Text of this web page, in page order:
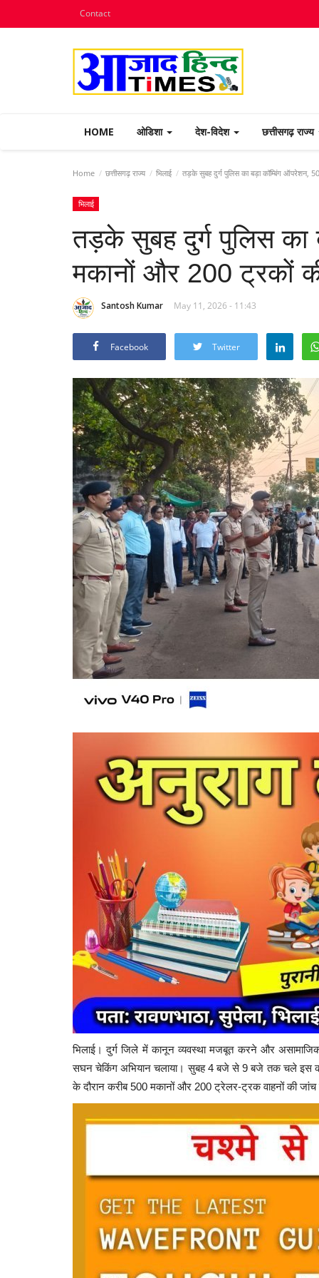
Contact
HOME ओडिशा देश-विदेश छत्तीसगढ़ राज्य
Home छत्तीसगढ़ राज्य भिलाई तड़के सुबह दुर्ग पुलिस का बड़ा कॉम्बिंग ऑपरेशन,
भिलाई
तड़के सुबह दुर्ग पुलिस
मकानों और 200 ट्रकों
Santosh Kumar May 11, 2026 - 11:43
Facebook Twitter
भिलाई। दुर्ग जिले में कानून व्यवस्था मजबूत करने और असामाजिक
सघन चेकिंग अभियान चलाया। सुबह 4 बजे से 9 बजे तक चले इस
के दौरान करीब 500 मकानों और 200 ट्रेलर-ट्रक वाहनों की